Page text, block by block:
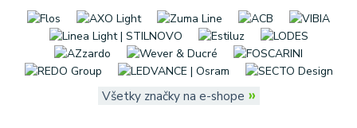
Všetky značky na e-shope »